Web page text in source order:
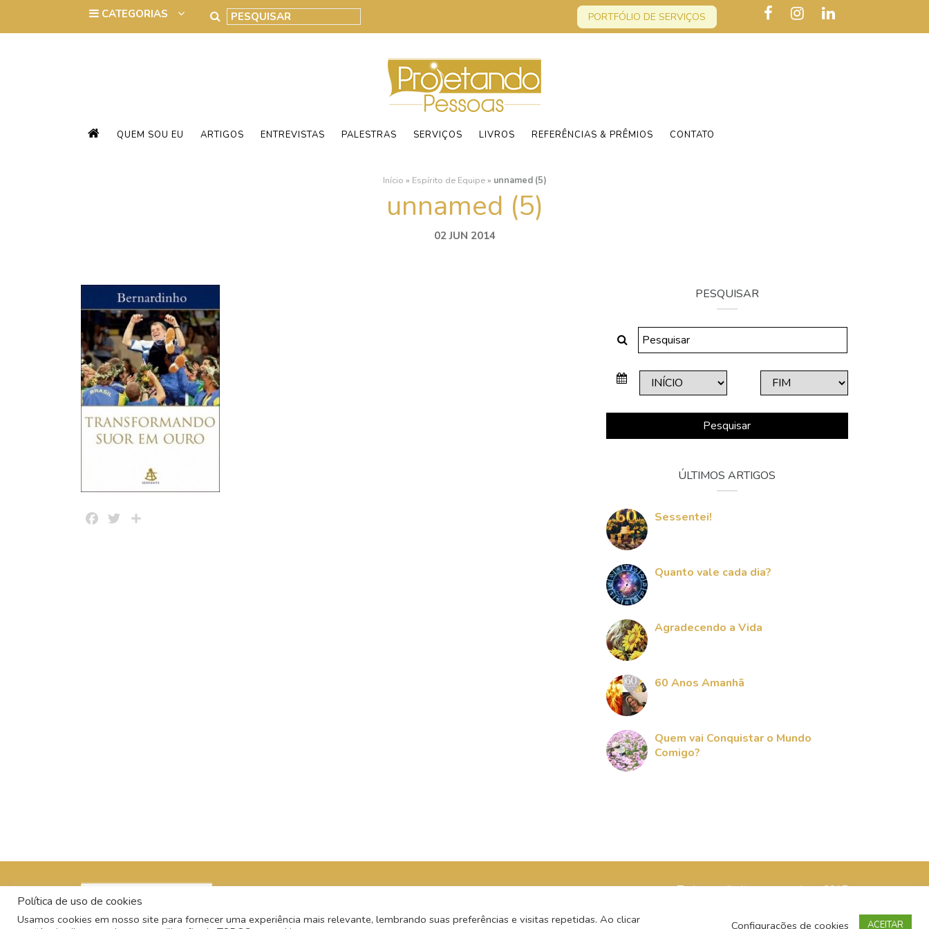
PORTFÓLIO DE SERVIÇOS
QUEM SOU EU ARTIGOS ENTREVISTAS PALESTRAS SERVIÇOS LIVROS REFERÊNCIAS & PRÊMIOS CONTATO
Início » Espírito de Equipe» unnamed (5)
unnamed (5)
02 JUN 2014
FacebookTwitter
PESQUISAR
Pesquisar
ÚLTIMOS ARTIGOS
Sessentei!
Quanto vale cada dia?
Agradecendo a Vida
60 Anos Amanhã
Quem vai Conquistar o Mundo
Comigo?
Todos os direitos reservados - 2017
Política de uso de cookies
Usamos cookies em nosso site para fornecer uma experiência mais relevante, lembrando suas preferências e visitas repetidas. Ao clicar
Configurações de cookies ACEITAR